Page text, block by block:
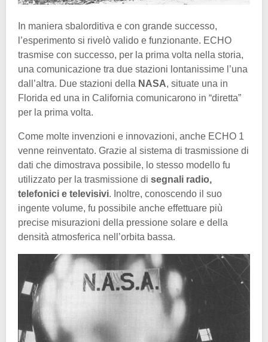
In maniera sbalorditiva e con grande successo,
l’esperimento si rivelò valido e funzionante. ECHO
trasmise con successo, per la prima volta nella storia,
una comunicazione tra due stazioni lontanissime l’una
dall’altra. Due stazioni della NASA, situate una in
Florida ed una in California comunicarono in “diretta”
per la prima volta.
Come molte invenzioni e innovazioni, anche ECHO 1
venne reinventato. Grazie al sistema di trasmissione di
dati che dimostrava possibile, lo stesso modello fu
utilizzato per la trasmissione di segnali radio,
telefonici e televisivi. Inoltre, conoscendo il suo
ingente volume, fu possibile anche effettuare più
precise misurazioni della pressione solare e della
densità atmosferica nell’orbita bassa.